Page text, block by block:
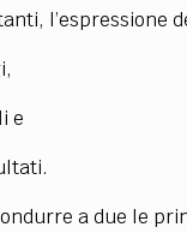
l’espressione
e
a due le